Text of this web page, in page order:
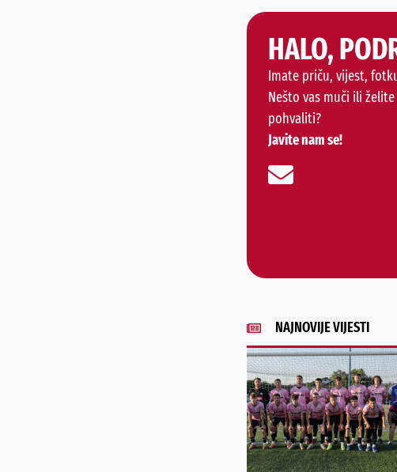
HALO,
Imate priču, vijest,
Nešto vas muči ili
pohvaliti?
Javite nam se!
NAJNOVIJE VIJESTI